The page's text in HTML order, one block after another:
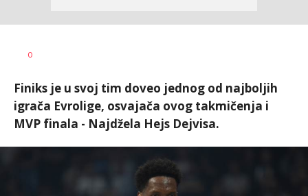
AUTOR
0
Finiks je u svoj tim doveo jednog od najboljih
igrača Evrolige, osvajača ovog takmičenja i
MVP finala - Najdžela Hejs Dejvisa.